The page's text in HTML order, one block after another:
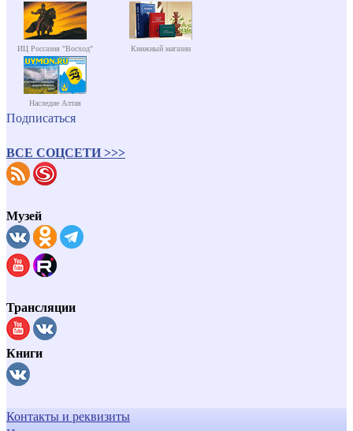
ИЦ Россазия "Восход" Книжный магазин
Наследие Алтая
Подписаться
ВСЕ СОЦСЕТИ >>>
Музей
Трансляции
Книги
Контакты и реквизиты